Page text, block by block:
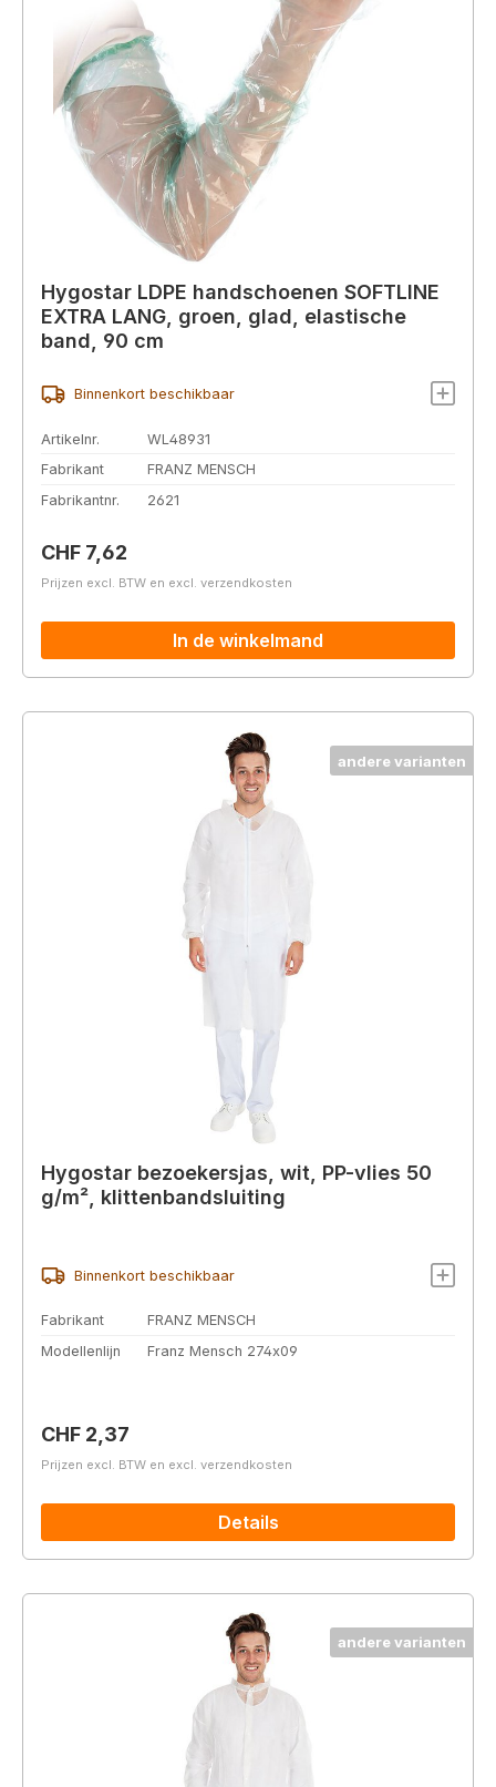
Hygostar LDPE handschoenen SOFTLINE
EXTRA LANG, groen, glad, elastische
band, 90 cm
Binnenkort beschikbaar
Artikelnr.
WL48931
Fabrikant
FRANZ MENSCH
Fabrikantnr.
2621
Normale prijs:
CHF 7,62
Prijzen excl. BTW en excl. verzendkosten
In de winkelmand
andere varianten
Hygostar bezoekersjas, wit, PP-vlies 50
g/m², klittenbandsluiting
Binnenkort beschikbaar
Fabrikant
FRANZ MENSCH
Modellenlijn
Franz Mensch 274x09
Normale prijs:
CHF 2,37
Prijzen excl. BTW en excl. verzendkosten
Details
andere varianten